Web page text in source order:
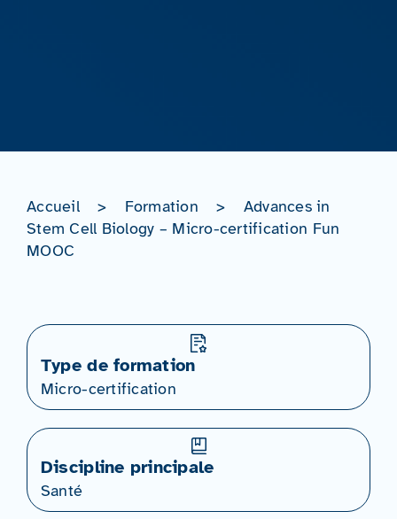
Accueil > Formation >
Advances in
Stem Cell Biology – Micro-certification Fun
MOOC
Type de formation
Micro-certification
Discipline principale
Santé